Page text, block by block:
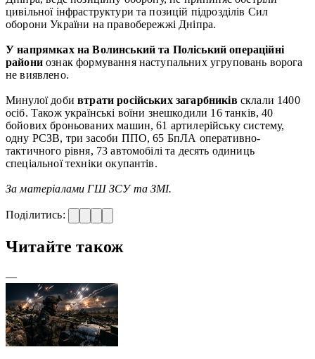
цивільної інфраструктури та позицій підрозділів Сил
оборони України на правобережжі Дніпра.
У напрямках на Волинський та Поліський операційні
райониознак формування наступальних угруповань ворога
не виявлено.
Минулої добивтрати російських загарбників склали 1400
осіб. Також українські воїни знешкодили 16 танків, 40
бойових броньованих машин, 61 артилерійську систему,
одну РСЗВ, три засоби ППО, 65 БпЛА оперативно-
тактичного рівня, 73 автомобілі та десять одиниць
спеціальної техніки окупантів.
За матеріалами ГШ ЗСУ та ЗМІ.
Поділитись:
Читайте також
—